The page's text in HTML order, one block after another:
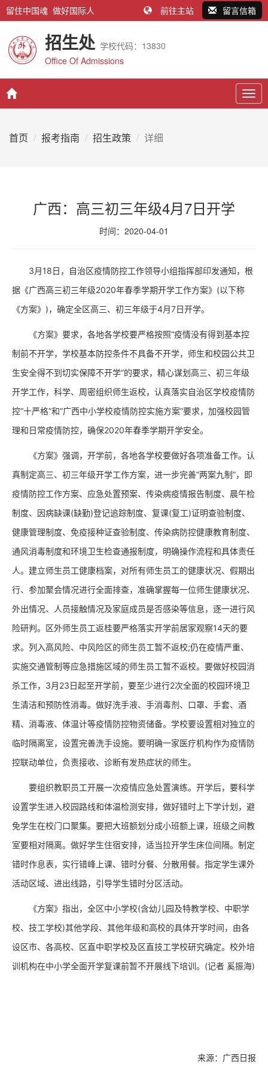
留住中国魂 做好国际人 前往主站 留言信箱
招生处 学校代码：13830
Office Of Admissions
首页 报考指南 招生政策 详细
广西：高三初三年级4月7日开学
时间：2020-04-01
3月18日，自治区疫情防控工作领导小组指挥部印发通知，根
据《广西高三初三年级2020年春季学期开学工作方案》(以下称
《方案》)，确定全区高三、初三年级于4月7日开学。
《方案》要求，各地各学校要严格按照“疫情没有得到基本控
制前不开学，学校基本防控条件不具备不开学，师生和校园公共卫
生安全得不到切实保障不开学”的要求，精心谋划高三、初三年级
开学工作，科学、周密组织师生返校，认真落实自治区学校疫情防
控“十严格”和“广西中小学校疫情防控实施方案”要求，加强校园管
理和日常疫情防控，确保2020年春季学期开学安全。
《方案》强调，开学前，各地各学校要做好各项准备工作。认
真制定高三、初三年级开学工作方案，进一步完善“两案九制”，即
疫情防控工作方案、应急处置预案、传染病疫情报告制度、晨午检
制度、因病缺课(缺勤)登记追踪制度、复课(复工)证明查验制度、
健康管理制度、免疫接种证查验制度、传染病防控健康教育制度、
通风消毒制度和环境卫生检查通报制度，明确操作流程和具体责任
人。建立师生员工健康档案，对所有师生员工的健康状况、假期出
行、参加聚会情况进行全面排查，准确掌握每一位师生健康状况、
外出情况、人员接触情况及家庭成员是否感染等信息，逐一进行风
险研判。区外师生员工返桂要严格落实开学前居家观察14天的要
求。列入高风险、中风险区的师生员工暂不返校;仍在疫情严重、
实施交通管制等应急措施区域的师生员工暂不返校。要做好校园消
杀工作，3月23日起至开学前，要至少进行2次全面的校园环境卫
生清洁和预防性消毒。做好洗手液、手消毒剂、口罩、手套、酒
精、消毒液、体温计等疫情防控物资储备。学校要设置相对独立的
临时隔离室，设置完善洗手设施。要明确一家医疗机构作为疫情防
控联动单位，负责接收、诊断有发热症状的师生。
要组织教职员工开展一次疫情应急处置演练。开学后，要科学
设置学生进入校园路线和体温检测安排，做好错时上下学计划，避
免学生在校门口聚集。要把大班额划分成小班额上课，班级之间教
室要相对隔离。做好学生住宿安排，适当拉开学生床位间隔。制定
错时作息表，实行错峰上课、错时分餐、分散用餐。指定学生课外
活动区域、进出线路，引导学生错时分区活动。
《方案》指出，全区中小学校(含幼儿园及特教学校、中职学
校、技工学校)其他学段、其他年级和高校的具体开学时间，由各
设区市、各高校、区直中职学校及区直技工学校研究确定。校外培
训机构在中小学全面开学复课前暂不开展线下培训。(记者 奚振海)
来源：广西日报